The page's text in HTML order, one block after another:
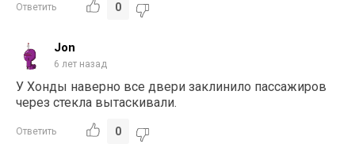
Ответить 0
Jon
6 лет назад
У Хонды наверно все двери заклинило пассажиров
через стекла вытаскивали.
Ответить 0